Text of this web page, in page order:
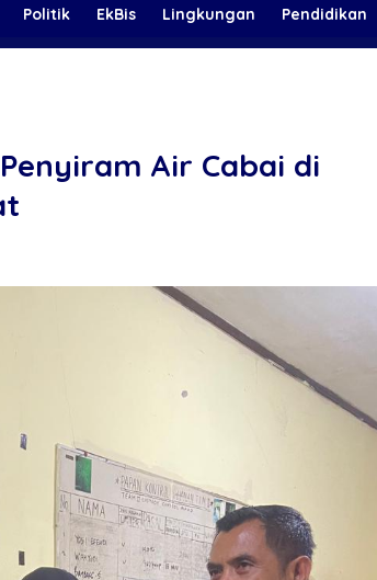
Politik EkBis Lingkungan Pendidikan
Air Cabai di